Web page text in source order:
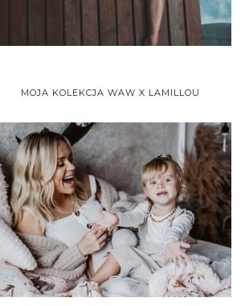
MOJA KOLEKCJA WAW X LAMILLOU